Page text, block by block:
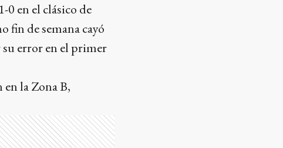
0 en el clásico de
fin de semana cayó
error en el primer
la Zona B,